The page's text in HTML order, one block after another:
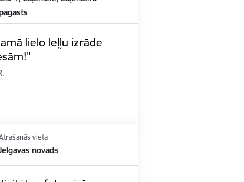
lielo leļļu izrāde
vieta
novads